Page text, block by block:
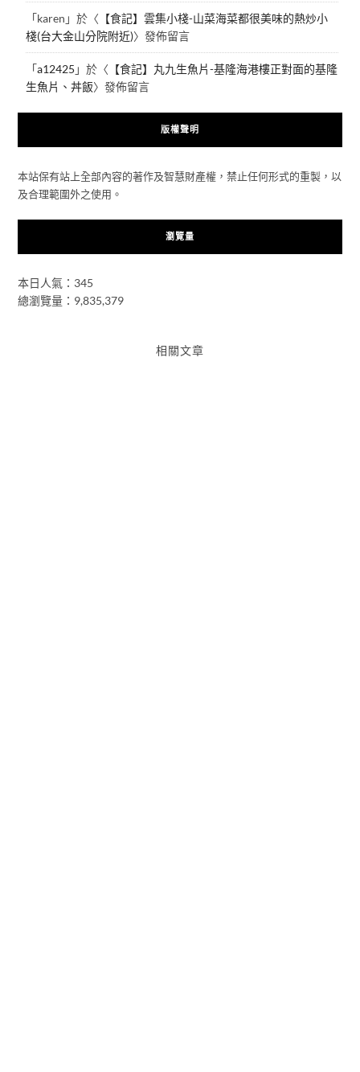
「karen 」於〈 【食記】雲集小棧-山菜海菜都很美味的熱炒小
棧(台大金山分院附近)〉發佈留言
「a12425 」於〈 【食記】丸九生魚片-基隆海港樓正對面的基隆
生魚片、丼飯〉發佈留言
版權聲明
本站保有站上全部內容的著作及智慧財產權，禁止任何形式的重製，以
及合理範圍外之使用。
瀏覽量
本日人氣：345
總瀏覽量：9,835,379
相關文章